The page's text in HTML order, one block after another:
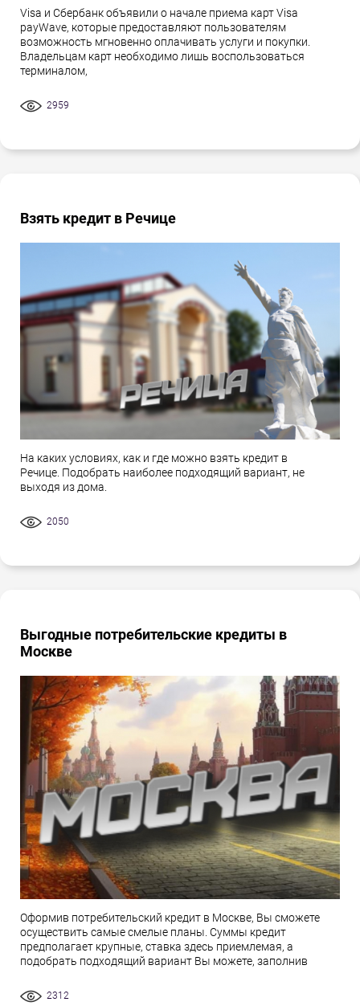
Visa и Сбербанк объявили о начале приема карт Visa
payWave, которые предоставляют пользователям
возможность мгновенно оплачивать услуги и покупки.
Владельцам карт необходимо лишь воспользоваться
терминалом,
2959
Взять кредит в Речице
На каких условиях, как и где можно взять кредит в
Речице. Подобрать наиболее подходящий вариант, не
выходя из дома.
2050
Выгодные потребительские кредиты в
Москве
Оформив потребительский кредит в Москве, Вы сможете
осуществить самые смелые планы. Суммы кредит
предполагает крупные, ставка здесь приемлемая, а
подобрать подходящий вариант Вы можете, заполнив
2312